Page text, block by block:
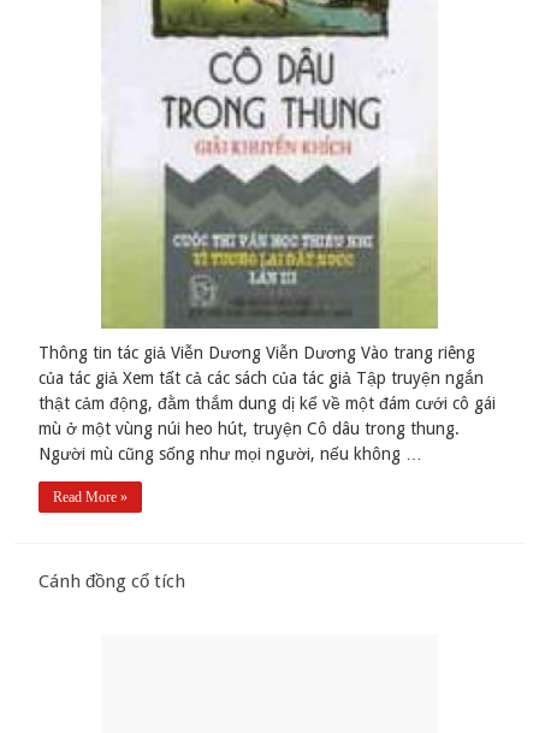
Thông tin tác giả Viễn Dương Viễn Dương Vào trang riêng
của tác giả Xem tất cả các sách của tác giả Tập truyện ngắn
thật cảm động, đằm thắm dung dị kể về một đám cưới cô gái
mù ở một vùng núi heo hút, truyện Cô dâu trong thung.
Người mù cũng sống như mọi người, nếu không …
Read More »
Cánh đồng cổ tích